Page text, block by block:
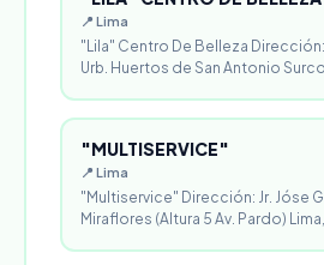
📍 Lima
"Lila" Centro De Belleza Dirección:
Urb. Huertos de San Antonio
"MULTISERVICE"
📍 Lima
"Multiservice" Dirección: Jr. Jóse
Miraflores (Altura 5 Av. Pardo)